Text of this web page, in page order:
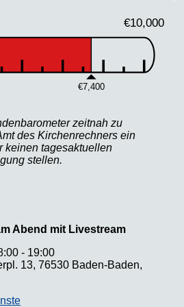
€10,000
€7,400
zeitnah zu
des Kirchenrechners ein
keinen tagesaktuellen
stellen.
Abend mit Livestream
- 19:00
13, 76530 Baden-Baden,